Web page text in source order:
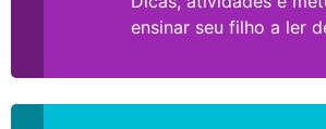
ensinar seu filho a ler